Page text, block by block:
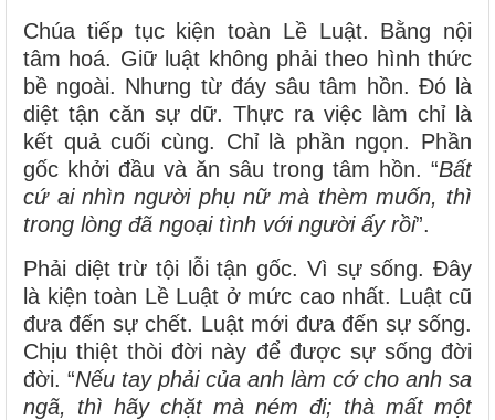
Chúa tiếp tục kiện toàn Lề Luật. Bằng nội
tâm hoá. Giữ luật không phải theo hình thức
bề ngoài. Nhưng từ đáy sâu tâm hồn. Đó là
diệt tận căn sự dữ. Thực ra việc làm chỉ là
kết quả cuối cùng. Chỉ là phần ngọn. Phần
gốc khởi đầu và ăn sâu trong tâm hồn. “Bất
cứ ai nhìn người phụ nữ mà thèm muốn, thì
trong lòng đã ngoại tình với người ấy rồi”.
Phải diệt trừ tội lỗi tận gốc. Vì sự sống. Đây
là kiện toàn Lề Luật ở mức cao nhất. Luật cũ
đưa đến sự chết. Luật mới đưa đến sự sống.
Chịu thiệt thòi đời này để được sự sống đời
đời. “Nếu tay phải của anh làm cớ cho anh sa
ngã, thì hãy chặt mà ném đi; thà mất một